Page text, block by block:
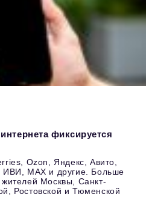
фиксируется
Ozon, Яндекс, Авито,
MAX и другие. Больше
жителей Москвы, Санкт-
Ростовской и Тюменской